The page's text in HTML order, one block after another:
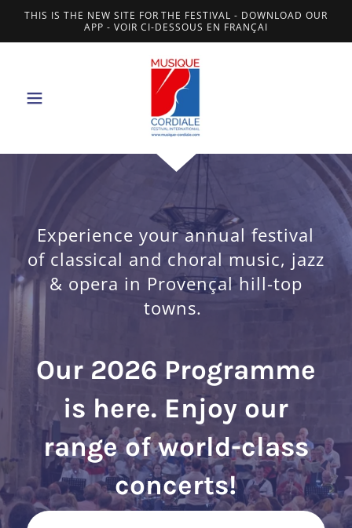
THIS IS THE NEW SITE FOR THE FESTIVAL - DOWNLOAD OUR
APP - VOIR CI-DESSOUS EN FRANÇAI
Experience your annual festival
of classical and choral music, jazz
& opera in Provençal hill-top
towns.
Our 2026 Programme
is here. Enjoy our
range of world-class
concerts!